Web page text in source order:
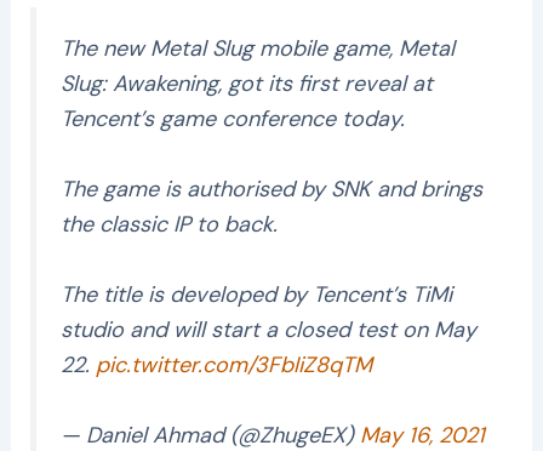
The new Metal Slug mobile game, Metal
Slug: Awakening, got its first reveal at
Tencent’s game conference today.
The game is authorised by SNK and brings
the classic IP to back.
The title is developed by Tencent’s TiMi
studio and will start a closed test on May
22. pic.twitter.com/3FbIiZ8qTM
— Daniel Ahmad (@ZhugeEX) May 16, 2021